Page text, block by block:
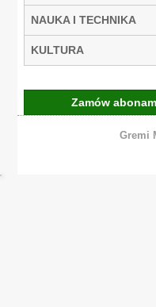
NAUKA I TECHNIKA
KULTURA
Zamów
Gremi